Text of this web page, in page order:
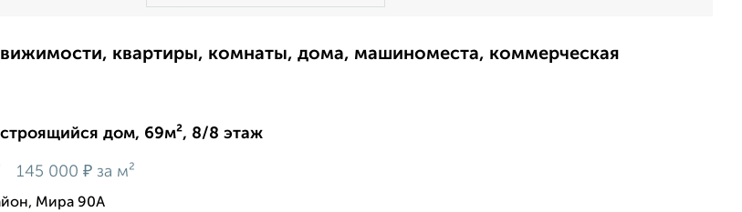
квартиры, комнаты, дома, машиноместа, коммерческая
дом, 69м², 8/8 этаж
145 000 ₽ за м²
Мира 90А